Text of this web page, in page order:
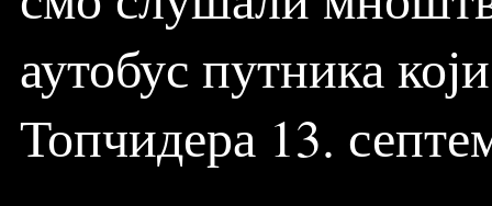
аутобус путника
Топчидера 13.